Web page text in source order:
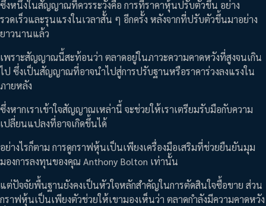
ซึ่งหนึ่งในสัญญาณที่ควรระวังคือ การที่ราคาหุ้นปรับตัวขึ้น อย่าง
รวดเร็วและรุนแรงในเวลาสั้น ๆ อีกครั้ง หลังจากที่ปรับตัวขึ้นมาอย่าง
ยาวนานแล้ว
เพราะสัญญาณนี้สะท้อนว่า ตลาดอยู่ในภาวะความคาดหวังที่สูงจนเกิน
ไป ซึ่งเป็นสัญญาณที่อาจนำไปสู่การปรับฐานหรือราคาร่วงลงแรงใน
ภายหลัง
ซึ่งหากเราเข้าใจสัญญาณเหล่านี้ จะช่วยให้เราเตรียมรับมือกับความ
เปลี่ยนแปลงที่อาจเกิดขึ้นได้
อย่างไรก็ตาม การดูกราฟหุ้นเป็นเพียงเครื่องมือเสริมที่ช่วยยืนยันมุม
มองการลงทุนของคุณ Anthony Bolton เท่านั้น
แต่ปัจจัยพื้นฐานยังคงเป็นหัวใจหลักสำคัญในการตัดสินใจซื้อขาย ส่วน
กราฟหุ้นเป็นเพียงตัวช่วยให้เขามองเห็นว่า ตลาดกำลังมีความคาดหวัง